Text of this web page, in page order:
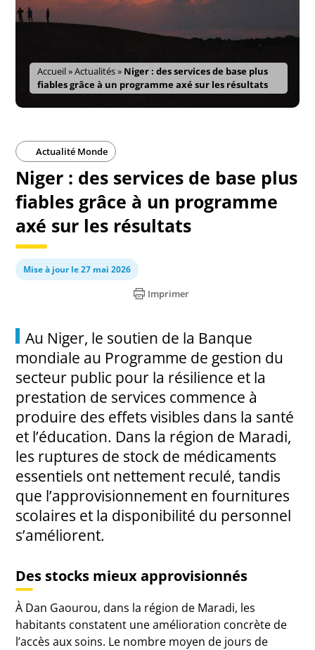
Accueil»Actualités» Niger : des services de base plus
fiables grâce à un programme axé sur les résultats
Actualité Monde
Niger : des services de base plus
fiables grâce à un programme
axé sur les résultats
Mise à jour le 27 mai 2026
Imprimer
Au Niger, le soutien de la Banque
mondiale au Programme de gestion du
secteur public pour la résilience et la
prestation de services commence à
produire des effets visibles dans la santé
et l’éducation. Dans la région de Maradi,
les ruptures de stock de médicaments
essentiels ont nettement reculé, tandis
que l’approvisionnement en fournitures
scolaires et la disponibilité du personnel
s’améliorent.
Des stocks mieux approvisionnés
À Dan Gaourou, dans la région de Maradi, les
habitants constatent une amélioration concrète de
l’accès aux soins. Le nombre moyen de jours de